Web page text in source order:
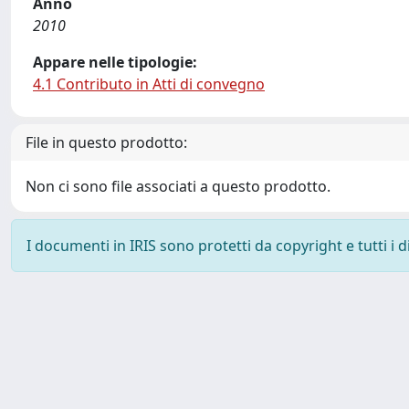
2010
Appare nelle tipologie:
4.1 Contributo in Atti di convegno
File in questo prodotto:
Non ci sono file associati a questo prodotto.
I documenti in IRIS sono protetti da copyright e tutti i